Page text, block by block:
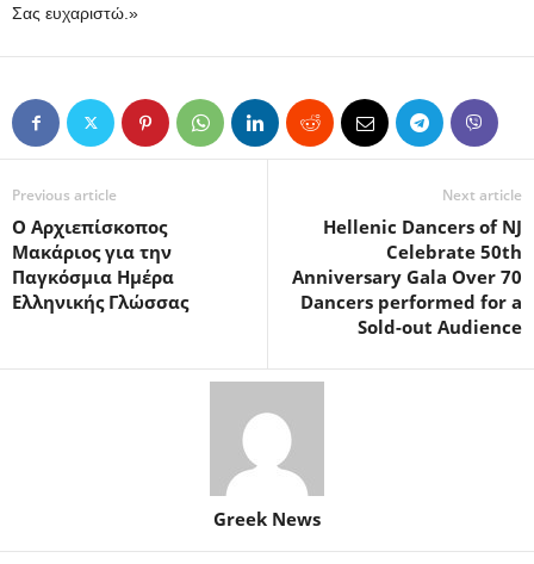
Σας ευχαριστώ.»
Previous article
Ο Αρχιεπίσκοπος
Μακάριος για την
Παγκόσμια Ημέρα
Ελληνικής Γλώσσας
Next article
Hellenic Dancers of NJ
Celebrate 50th
Anniversary Gala Over 70
Dancers performed for a
Sold-out Audience
Greek News